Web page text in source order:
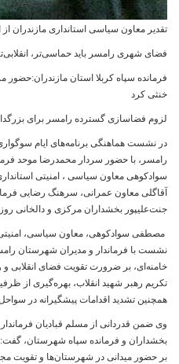
تقدیر معاون سیاسی استانداری مازندران از
فضای شهری رامسر باید حماسی‌تر،
فرمانده سپاه کربلا استان مازندران:حضور
خنثی کرد
لزوم فضاسازی گسترده رامسر برای
در نشست هماهنگی برنامه‌های ایام
رامسر، با حضور سردار محمدرضا موحد
سوادکوهی معاون سیاسی ، امنیتی
آقاگلی معاون عمرانی، سرهنگ رضایی
جنت‌علیپور بخشداران مرکزی و دالخانی روز دوشنبه ۱۵ تیرماه
مصطفی سوادکوهی، معاون سیاسی، امنیتی
نشست با فرماندار و مدیران شهرستان
خامنه‌ای، بر ضرورت تقویت فضای انقلابی و
تکریم رهبر شهید انقلاب، بهره‌گیری از
همچنین تشدید اقدامات پیشگیرانه در
وی ضمن قدردانی از مسلم قبادیان
بخشداران و فرمانده سپاه شهرستان، گفت:
بر حضور میدانی در شهرستان‌ها و تقویت